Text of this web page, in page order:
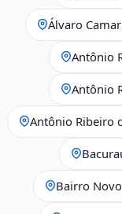
Álvaro
Antônio
Antônio
Antônio Ribeiro
Bairro